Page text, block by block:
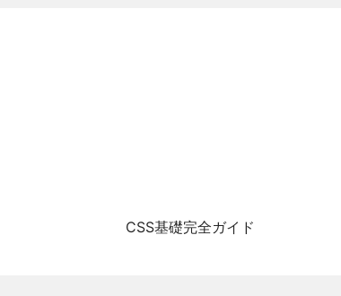
CSS基礎完全ガイド